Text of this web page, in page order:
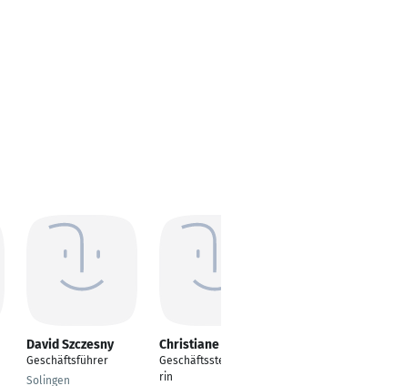
David Szczesny
Geschäftsführer
Solingen
Christiane König
Geschäftsstellenleite
rin